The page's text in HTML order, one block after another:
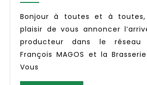
et
samedi
Bonjour à toutes et à toutes, Nous avons le
plaisir de vous annoncer
producteur dans le réseau
François MAGOS et la
Vous